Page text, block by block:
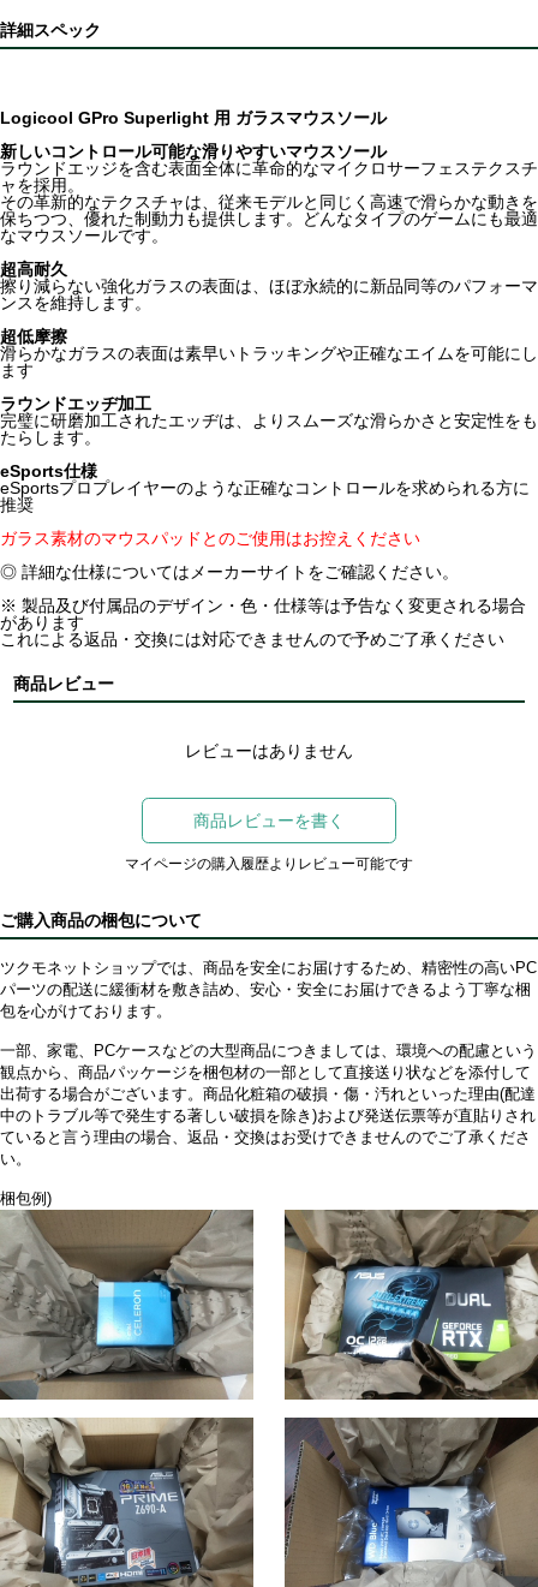
詳細スペック
Logicool GPro Superlight 用 ガラスマウスソール
新しいコントロール可能な滑りやすいマウスソール
ラウンドエッジを含む表面全体に革命的なマイクロサーフェステクスチ
ャを採用。
その革新的なテクスチャは、従来モデルと同じく高速で滑らかな動きを
保ちつつ、優れた制動力も提供します。どんなタイプのゲームにも最適
なマウスソールです。
超高耐久
擦り減らない強化ガラスの表面は、ほぼ永続的に新品同等のパフォーマ
ンスを維持します。
超低摩擦
滑らかなガラスの表面は素早いトラッキングや正確なエイムを可能にし
ます
ラウンドエッヂ加工
完璧に研磨加工されたエッヂは、よりスムーズな滑らかさと安定性をも
たらします。
eSports仕様
eSportsプロプレイヤーのような正確なコントロールを求められる方に
推奨
ガラス素材のマウスパッドとのご使用はお控えください
◎ 詳細な仕様についてはメーカーサイトをご確認ください。
※ 製品及び付属品のデザイン・色・仕様等は予告なく変更される場合
があります
これによる返品・交換には対応できませんので予めご了承ください
商品レビュー
レビューはありません
商品レビューを書く
マイページの購入履歴よりレビュー可能です
ご購入商品の梱包について
ツクモネットショップでは、商品を安全にお届けするため、精密性の高いPC
パーツの配送に緩衝材を敷き詰め、安心・安全にお届けできるよう丁寧な梱
包を心がけております。
一部、家電、PCケースなどの大型商品につきましては、環境への配慮という
観点から、商品パッケージを梱包材の一部として直接送り状などを添付して
出荷する場合がございます。商品化粧箱の破損・傷・汚れといった理由(配達
中のトラブル等で発生する著しい破損を除き)および発送伝票等が直貼りされ
ていると言う理由の場合、返品・交換はお受けできませんのでご了承くださ
い。
梱包例)